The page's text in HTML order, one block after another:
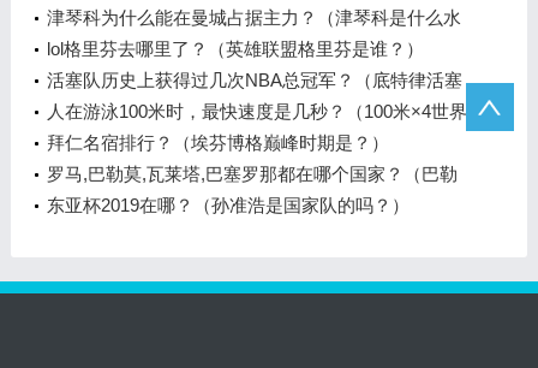
津琴科为什么能在曼城占据主力？（津琴科是什么水
平？）
lol格里芬去哪里了？（英雄联盟格里芬是谁？）
活塞队历史上获得过几次NBA总冠军？（底特律活塞
队现在变成哪个队了？）
人在游泳100米时，最快速度是几秒？（100米×4世界
纪录？）
拜仁名宿排行？（埃芬博格巅峰时期是？）
罗马,巴勒莫,瓦莱塔,巴塞罗那都在哪个国家？（巴勒
莫有哪些景点？）
东亚杯2019在哪？（孙准浩是国家队的吗？）